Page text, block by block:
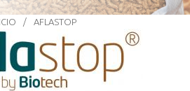
AFLASTOP